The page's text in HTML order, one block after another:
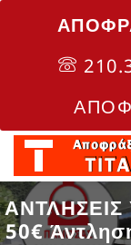
ΑΝΤΛΗΣΕΙΣ
50€